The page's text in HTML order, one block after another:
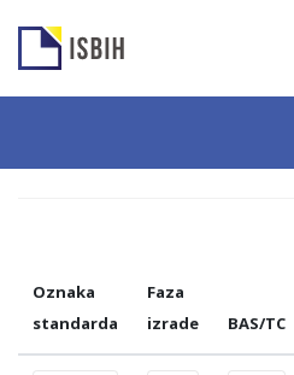
Oznaka
standarda
Faza
izrade
BAS/TC